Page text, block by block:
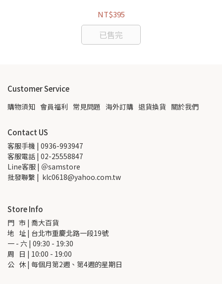
NT$395
已售完
Customer Service
購物須知 會員福利 常見問題 海外訂購 退貨換貨 關於我們
Contact US
客服手機 | 0936-993947
客服電話 | 02-25558847
Line客服 | ＠samstore
批發聯繫 |  klc0618@yahoo.com.tw
Store Info
門   市 | 喬大百貨
地   址 | 台北市重慶北路一段19號
一 - 六 | 09:30 - 19:30
周   日 | 10:00 - 19:00
公   休 | 每個月第2週、第4週的星期日